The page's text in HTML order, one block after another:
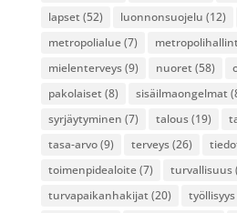
lapset (52) luonnonsuojelu (12)
metropolialue(7)
mielenterveys(9) nuoret (58)
pakolaiset (8) sisäilmaongelmat
syrjäytyminen (7) talous(19)
tasa-arvo(9) terveys(26)
toimenpidealoite(7) turvallisuus
turvapaikanhakijat (20) työllisyys